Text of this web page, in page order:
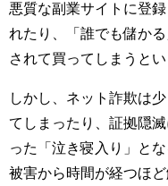
悪質な副業サイトに登
れたり、「誰でも儲か
されて買ってしまうと
しかし、ネット詐欺は
てしまったり、証拠隠
った「泣き寝入り」と
被害から時間が経つほ